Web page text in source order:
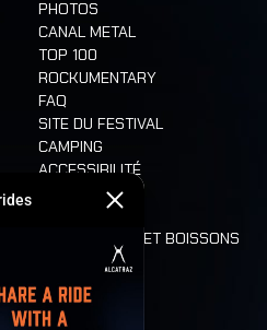
PHOTOS
CANAL METAL
TOP 100
ROCKUMENTARY
FAQ
SITE DU FESTIVAL
CAMPING
ACCESSIBILITÉ
CASHLESS
ALIMENTATION ET BOISSONS
LONE WOLVES
PLAN